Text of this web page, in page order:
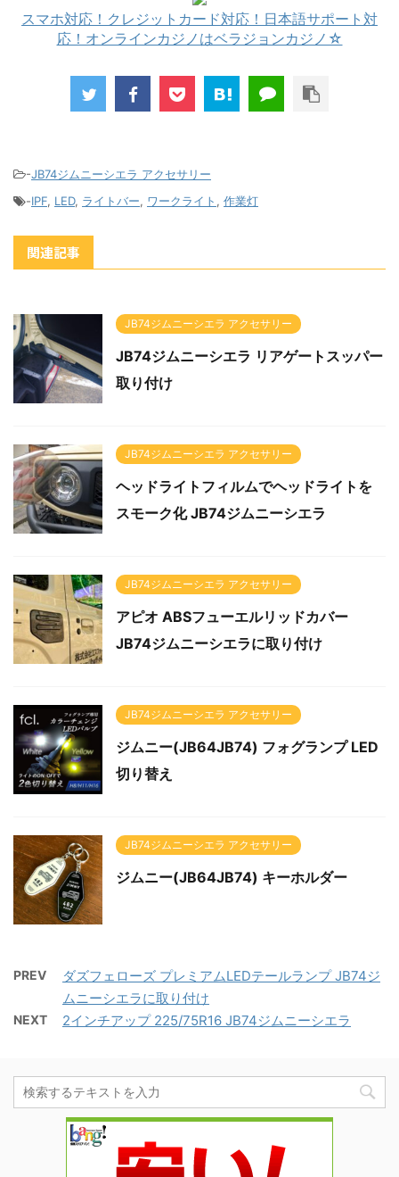
スマホ対応！クレジットカード対応！日本語サポート対
応！オンラインカジノはベラジョンカジノ☆
-JB74ジムニーシエラ アクセサリー
-IPF, LED, ライトバー, ワークライト , 作業灯
関連記事
JB74ジムニーシエラ アクセサリー
JB74ジムニーシエラ リアゲートスッパー
取り付け
JB74ジムニーシエラ アクセサリー
ヘッドライトフィルムでヘッドライトを
スモーク化 JB74ジムニーシエラ
JB74ジムニーシエラ アクセサリー
アピオ ABSフューエルリッドカバー
JB74ジムニーシエラに取り付け
JB74ジムニーシエラ アクセサリー
ジムニー(JB64JB74) フォグランプ LED
切り替え
JB74ジムニーシエラ アクセサリー
ジムニー(JB64JB74) キーホルダー
PREV
ダズフェローズ プレミアムLEDテールランプ JB74ジ
ムニーシエラに取り付け
NEXT 2インチアップ 225/75R16 JB74ジムニーシエラ